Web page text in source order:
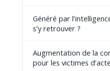
Généré par
s’y retrouver ?
Augmentation de la
pour les victimes